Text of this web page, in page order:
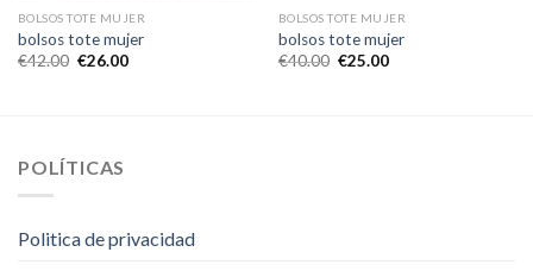
BOLSOS TOTE MUJER
bolsos tote mujer
€42.00 €26.00
BOLSOS TOTE MUJER
bolsos tote mujer
€40.00 €25.00
POLÍTICAS
Politica de privacidad